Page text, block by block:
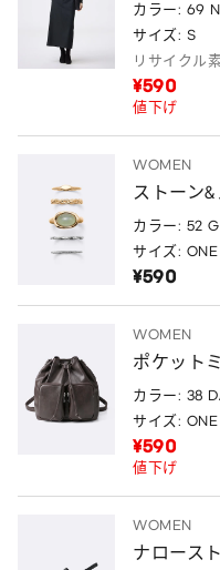
カラー: 69
サイズ: S
リサイクル
¥590
値下げ
WOMEN
ストーン
カラー: 52
サイズ:
¥590
WOMEN
ポケット
カラー: 38
サイズ:
¥590
値下げ
WOMEN
ナロース